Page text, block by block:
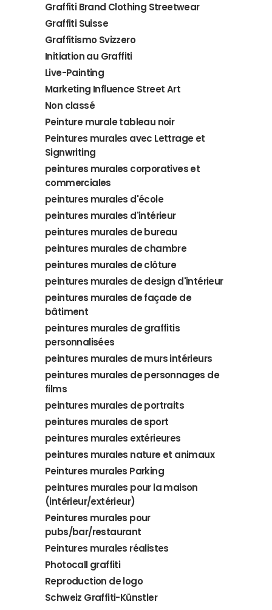
Graffiti Brand Clothing Streetwear
Graffiti Suisse
Graffitismo Svizzero
Initiation au Graffiti
Live-Painting
Marketing Influence Street Art
Non classé
Peinture murale tableau noir
Peintures murales avec Lettrage et
Signwriting
peintures murales corporatives et
commerciales
peintures murales d'école
peintures murales d'intérieur
peintures murales de bureau
peintures murales de chambre
peintures murales de clôture
peintures murales de design d'intérieur
peintures murales de façade de
bâtiment
peintures murales de graffitis
personnalisées
peintures murales de murs intérieurs
peintures murales de personnages de
films
peintures murales de portraits
peintures murales de sport
peintures murales extérieures
peintures murales nature et animaux
Peintures murales Parking
peintures murales pour la maison
(intérieur/extérieur)
Peintures murales pour
pubs/bar/restaurant
Peintures murales réalistes
Photocall graffiti
Reproduction de logo
Schweiz Graffiti-Künstler